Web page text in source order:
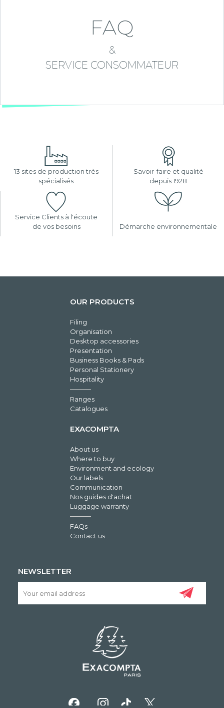
FAQ
&
SERVICE CONSOMMATEUR
13 sites de production très
spécialisés
Savoir-faire et qualité
depuis 1928
Service Clients à l'écoute
de vos besoins
Démarche environnementale
OUR PRODUCTS
Filing
Organisation
Desktop accessories
Presentation
Business Books & Pads
Personal Stationery
Hospitality
Ranges
Catalogues
EXACOMPTA
About us
Where to buy
Environment and ecology
Our labels
Communication
Nos guides d'achat
Luggage warranty
FAQs
Contact us
NEWSLETTER